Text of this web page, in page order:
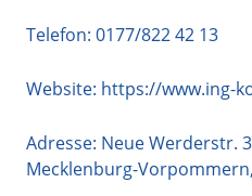
Telefon: 0177/822 42 13
Website: https://www.ing-
Adresse: Neue Werderstr.
Mecklenburg-Vorpommern,